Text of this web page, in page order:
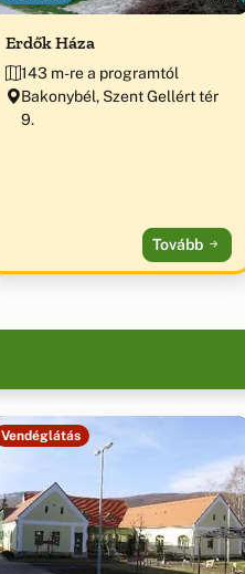
Erdők Háza
143 m-re a programtól
Bakonybél, Szent Gellért tér
9.
Tovább
Vendéglátás